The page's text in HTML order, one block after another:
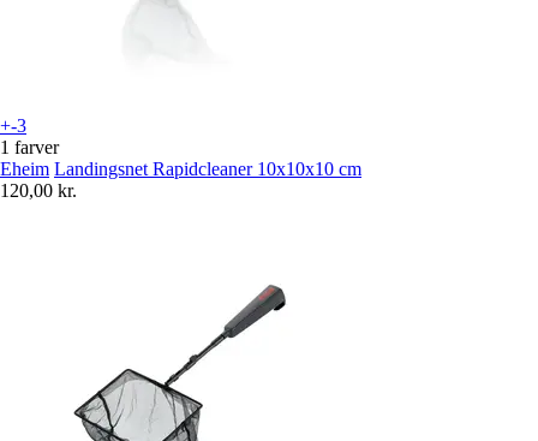
+-3
1 farver
Eheim Landingsnet Rapidcleaner 10x10x10 cm
120,00 kr.